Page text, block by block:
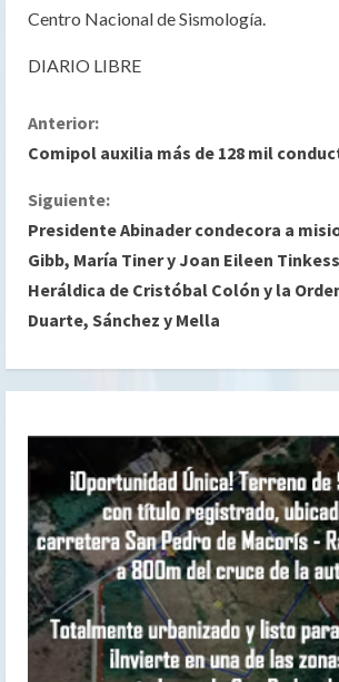
Centro Nacional de Sismología.
DIARIO LIBRE
S
g
u
e
l
y
e
n
d
o
Anterior:
Comipol auxilia más de 128 mil
Siguiente:
Presidente Abinader condecora a
Gibb, María Tiner y Joan Eileen
Heráldica de Cristóbal Colón y la
Duarte, Sánchez y Mella